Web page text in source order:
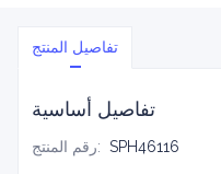
تفاصيل المنتج
تفاصيل أساسية
رقم المنتج: SPH46116